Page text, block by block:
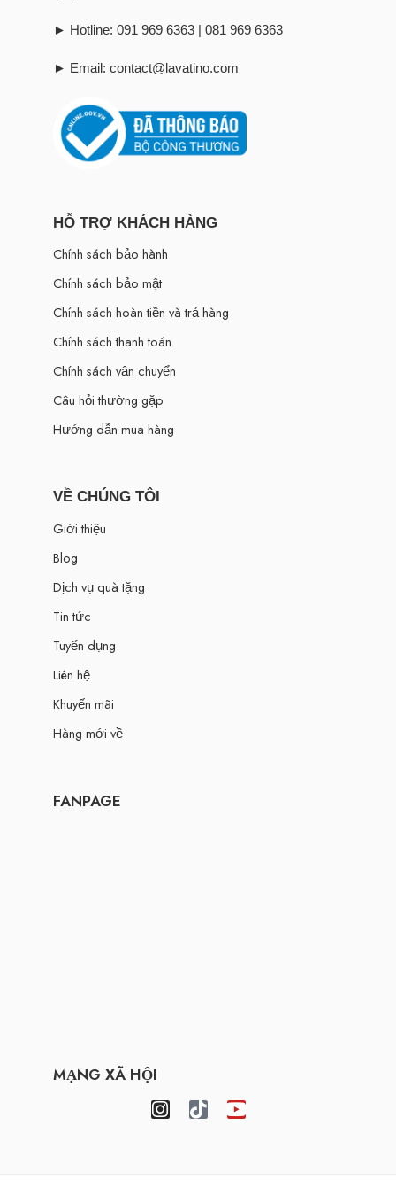
► Hotline: 091 969 6363 | 081 969 6363
► Email: contact@lavatino.com
HỖ TRỢ KHÁCH HÀNG
Chính sách bảo hành
Chính sách bảo mật
Chính sách hoàn tiền và trả hàng
Chính sách thanh toán
Chính sách vận chuyển
Câu hỏi thường gặp
Hướng dẫn mua hàng
VỀ CHÚNG TÔI
Giới thiệu
Blog
Dịch vụ quà tặng
Tin tức
Tuyển dụng
Liên hệ
Khuyến mãi
Hàng mới về
FANPAGE
MẠNG XÃ HỘI